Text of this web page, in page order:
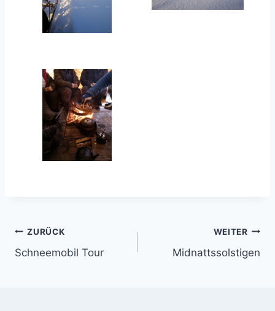
Beitragsnavigation
ZURÜCK
Schneemobil Tour
WEITER
Midnattssolstigen